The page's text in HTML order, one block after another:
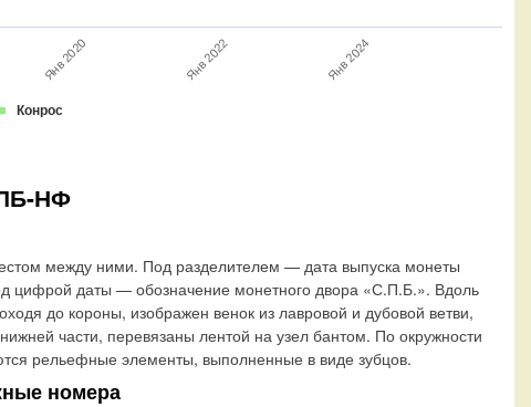
Конрос
Янв 2020 Янв 2022 Янв 2024
НФ
между ними. Под разделителем — дата выпуска монеты
цифрой даты — обозначение монетного двора «С.П.Б.». Вдоль
до короны, изображен венок из лавровой и дубовой ветви,
части, перевязаны лентой на узел бантом. По окружности
рельефные элементы, выполненные в виде зубцов.
номера